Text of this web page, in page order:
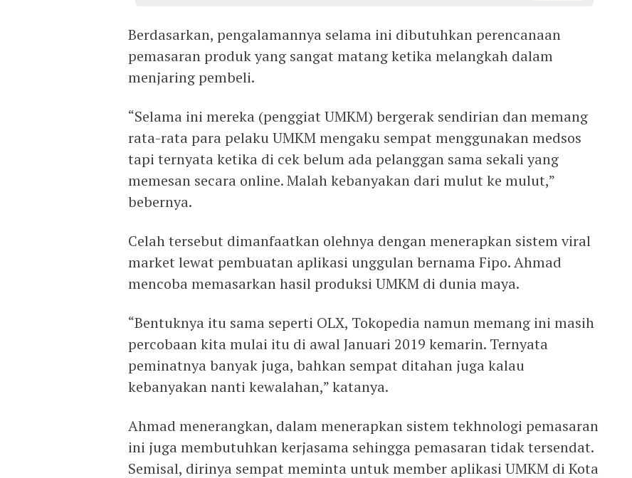
Berdasarkan, pengalamannya selama ini dibutuhkan perencanaan
pemasaran produk yang sangat matang ketika melangkah dalam
menjaring pembeli.
“Selama ini mereka (penggiat UMKM) bergerak sendirian dan memang
rata-rata para pelaku UMKM mengaku sempat menggunakan medsos
tapi ternyata ketika di cek belum ada pelanggan sama sekali yang
memesan secara online. Malah kebanyakan dari mulut ke mulut,”
bebernya.
Celah tersebut dimanfaatkan olehnya dengan menerapkan sistem viral
market lewat pembuatan aplikasi unggulan bernama Fipo. Ahmad
mencoba memasarkan hasil produksi UMKM di dunia maya.
“Bentuknya itu sama seperti OLX, Tokopedia namun memang ini masih
percobaan kita mulai itu di awal Januari 2019 kemarin. Ternyata
peminatnya banyak juga, bahkan sempat ditahan juga kalau
kebanyakan nanti kewalahan,” katanya.
Ahmad menerangkan, dalam menerapkan sistem tekhnologi pemasaran
ini juga membutuhkan kerjasama sehingga pemasaran tidak tersendat.
Semisal, dirinya sempat meminta untuk member aplikasi UMKM di Kota